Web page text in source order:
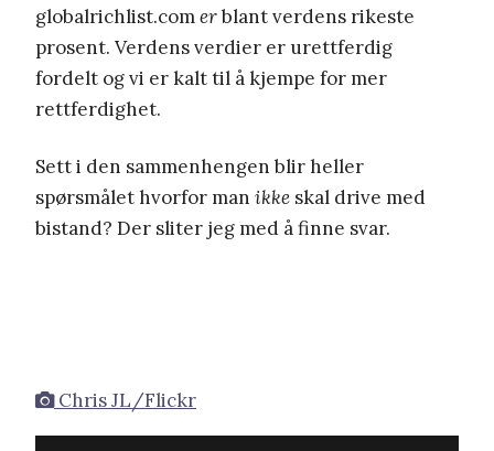
globalrichlist.comerblant verdens rikeste
prosent. Verdens verdier er urettferdig
fordelt og vi er kalt til å kjempe for mer
rettferdighet.
Sett i den sammenhengen blir heller
spørsmålet hvorfor man ikke skal drive med
bistand? Der sliter jeg med å finne svar.
Chris JL/Flickr